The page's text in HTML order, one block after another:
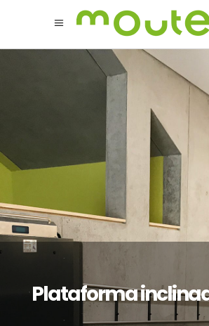
Plataforma